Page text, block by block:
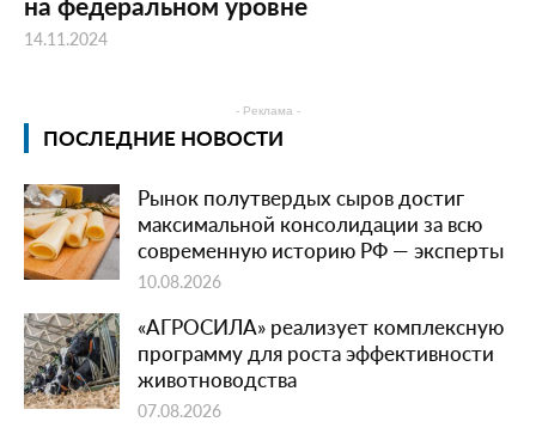
14.11.2024
- Реклама -
ПОСЛЕДНИЕ НОВОСТИ
Рынок полутвердых сыров достиг
максимальной консолидации за всю
современную историю РФ — эксперты
10.08.2026
«АГРОСИЛА» реализует комплексную
программу для роста эффективности
животноводства
07.08.2026